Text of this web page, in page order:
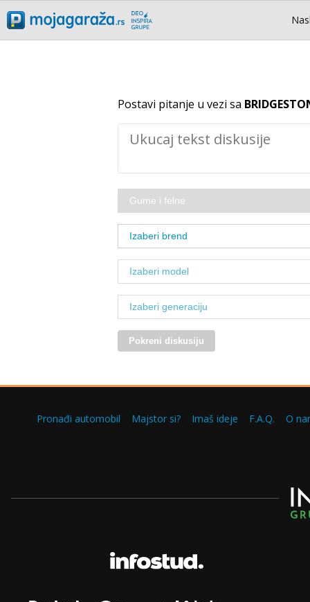
Postavi pitanje u vezi sa
Pokreni diskusiju
Pronađi automobil Majstor si? Imaš ideje F.A.Q. O